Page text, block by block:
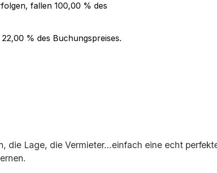
fallen 100,00 % des
22,00 % des Buchungspreises.
die Lage, die Vermieter…einfach eine echt